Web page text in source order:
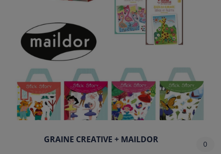
GRAINE CREATIVE + MAILDOR 0